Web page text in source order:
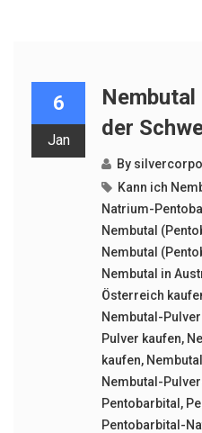
6
Jan
der
By
Kann ich
Natrium-
Nembutal
Nembutal
Nembutal in
Österreich
Nembutal-
Pulver kaufen,
kaufen,
Nembutal-
Pentobarbital ,
Pentobarbital-